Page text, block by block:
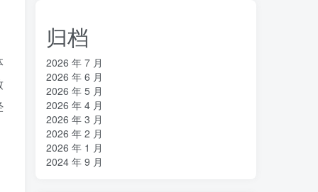
归档
2026 年 7 月
2026 年 6 月
2026 年 5 月
2026 年 4 月
2026 年 3 月
2026 年 2 月
2026 年 1 月
2024 年 9 月